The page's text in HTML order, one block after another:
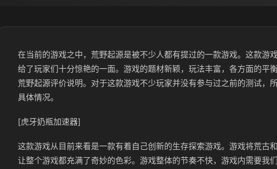
在当前的游戏之中，荒野起源是被不少人都有提过的一款游戏。这款游
给了玩家们十分惊艳的一面。游戏的题材新颖，玩法丰富，各方面的平
荒野起源评价说明。对于这款游戏不少玩家并没有参与过之前的测试，
具体情况。
[虎牙奶瓶加速器]
这款游戏从目前来看是一款有着自己创新的生存探索游戏。游戏将荒古
让整个游戏都充满了奇妙的色彩。游戏整体的节奏不快，游戏内需要我